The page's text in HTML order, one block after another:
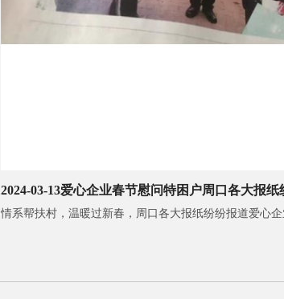
2024-03-13爱心企业春节慰问特困户周口各大报纸
情系帮扶村，温暖过新春，周口各大报纸纷纷报道爱心